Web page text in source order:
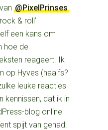
@PixelPrinses
& roll’
een kans om
hoe de
reageert. Ik
op Hyves (haaifs?
leuke reacties
kennissen, dat ik in
blog online
spijt van gehad.